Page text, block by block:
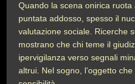
Quando la scena onirica
puntata addosso, spesso il
valutazione sociale. Ricerche
mostrano che chi teme il
ipervigilanza verso segnali
altrui. Nel sogno, l’oggetto